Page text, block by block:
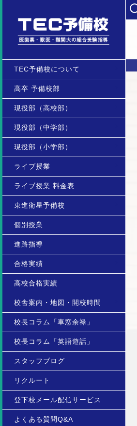
TEC予備校について
高卒 予備校部
現役部（高校部）
現役部（中学部）
現役部（小学部）
ライブ授業
ライブ授業 料金表
東進衛星予備校
個別授業
進路指導
合格実績
高校合格実績
校舎案内・地図・開校時間
校長コラム「車窓余禄」
校長コラム「英語遊話」
スタッフブログ
リクルート
登下校メール配信サービス
よくある質問Q&A